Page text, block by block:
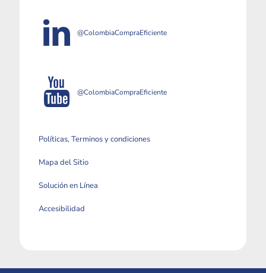
@ColombiaCompraEficiente
@ColombiaCompraEficiente
Políticas, Terminos y condiciones
Mapa del Sitio
Solución en Línea
Accesibilidad